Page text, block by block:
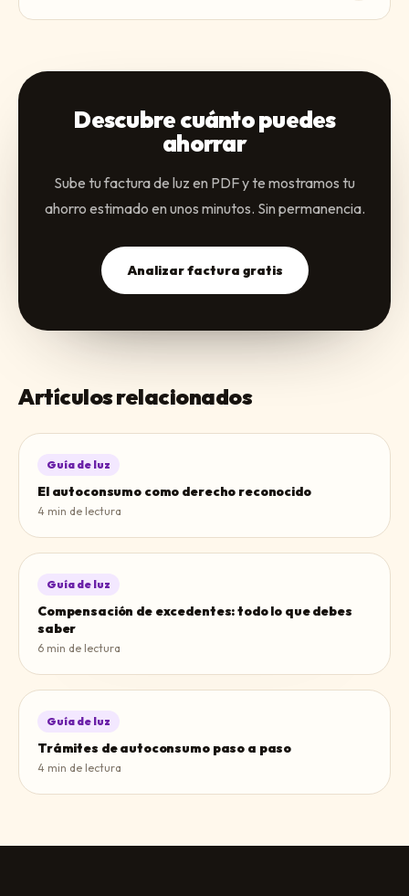
Descubre cuánto puedes
ahorrar
Sube tu factura de luz en PDF y te mostramos tu
ahorro estimado en unos minutos. Sin permanencia.
Analizar factura gratis
Artículos relacionados
Guía de luz
El autoconsumo como derecho reconocido
4 min de lectura
Guía de luz
Compensación de excedentes: todo lo que debes
saber
6 min de lectura
Guía de luz
Trámites de autoconsumo paso a paso
4 min de lectura